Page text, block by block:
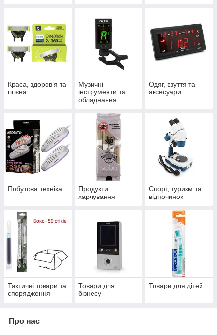
Краса, здоров’я та
гігієна
Музичні
інструменти та
обладнання
Одяг, взуття та
аксесуари
Побутова техніка
Продукти
харчування
Спорт, туризм та
відпочинок
Тактичні товари та
спорядження
Товари для
бізнесу
Товари для дітей
Про нас